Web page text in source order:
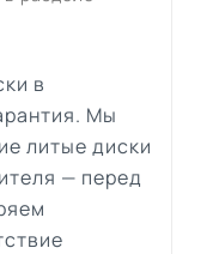
в
Мы
литые диски
— перед